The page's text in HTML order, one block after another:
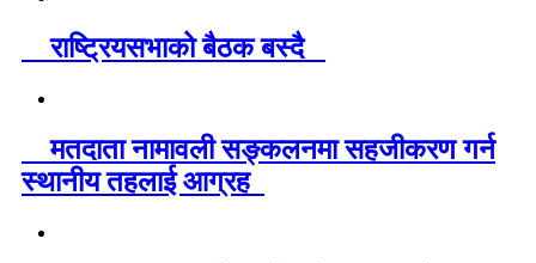
राष्ट्रियसभाको बैठक बस्दै
मतदाता नामावली सङ्कलनमा सहजीकरण गर्न
स्थानीय तहलाई आग्रह